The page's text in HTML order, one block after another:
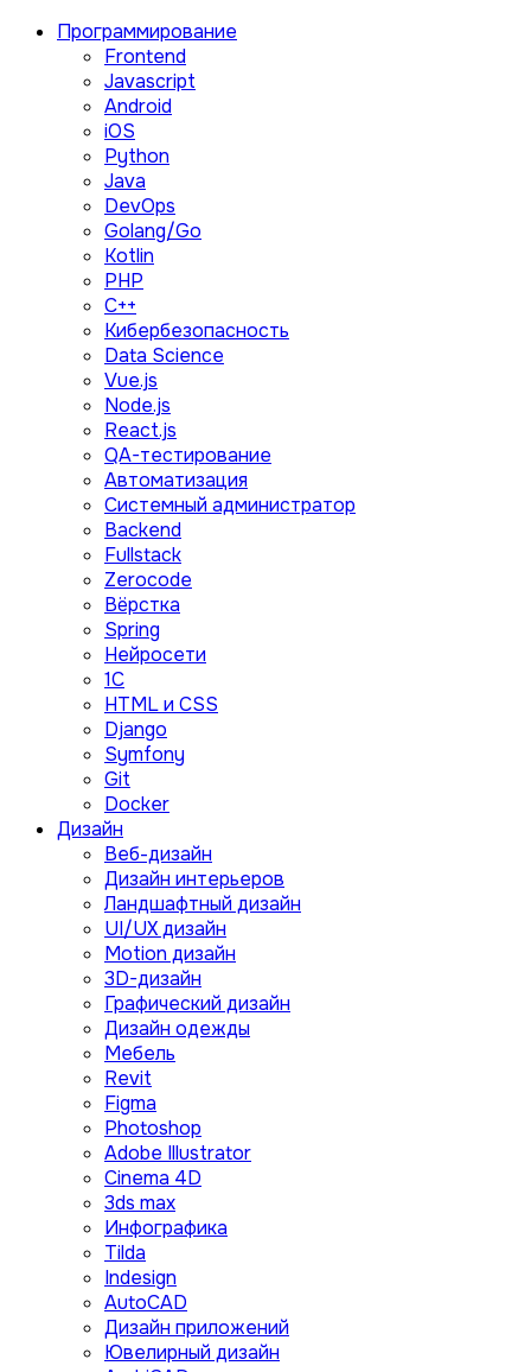
Программирование
Frontend
Javascript
Android
iOS
Python
Java
DevOps
Golang/Go
Kotlin
PHP
C++
Кибербезопасность
Data Science
Vue.js
Node.js
React.js
QA-тестирование
Автоматизация
Системный администратор
Backend
Fullstack
Zerocode
Вёрстка
Spring
Нейросети
1C
HTML и CSS
Django
Symfony
Git
Docker
Дизайн
Веб-дизайн
Дизайн интерьеров
Ландшафтный дизайн
UI/UX дизайн
Motion дизайн
3D-дизайн
Графический дизайн
Дизайн одежды
Мебель
Revit
Figma
Photoshop
Adobe Illustrator
Сinema 4D
3ds max
Инфографика
Tilda
Indesign
AutoCAD
Дизайн приложений
Ювелирный дизайн